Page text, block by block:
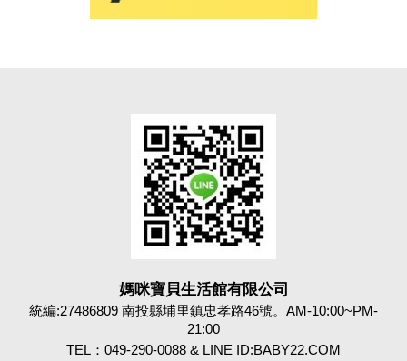
媽咪寶貝生活館有限公司
統編:27486809 南投縣埔里鎮忠孝路46號。AM-10:00~PM-
21:00
TEL：049-290-0088 & LINE ID:BABY22.COM